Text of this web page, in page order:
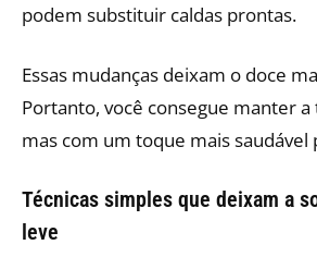
podem substituir caldas prontas.
Essas mudanças deixam o doce
Portanto, você consegue manter
mas com um toque mais saudável
Técnicas simples que deixam a
leve